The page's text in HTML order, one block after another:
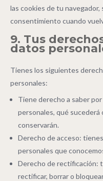
las cookies de tu
consentimiento cuando
9. Tus
datos
Tienes los siguientes
personales:
Tiene derecho a saber
personales, qué
conservarán.
Derecho de acceso:
personales que
Derecho de rectificación:
rectificar, borrar o